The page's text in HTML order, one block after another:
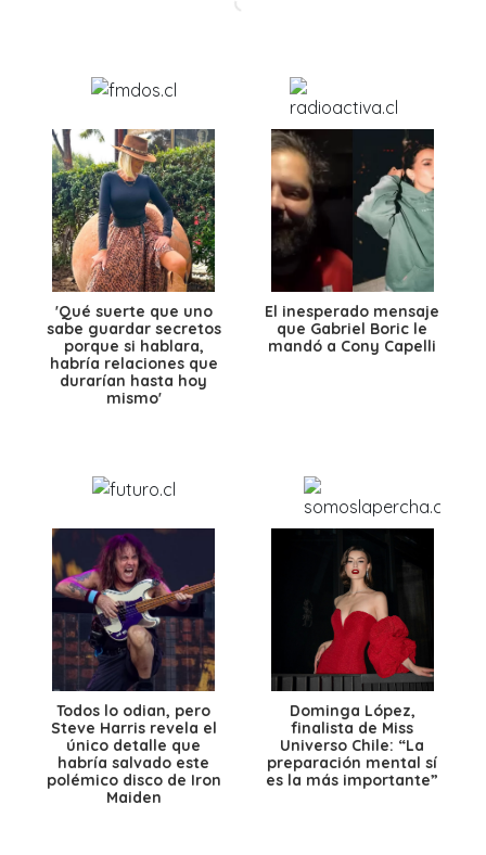
'Qué suerte que uno
sabe guardar secretos
porque si hablara,
habría relaciones que
durarían hasta hoy
mismo'
El inesperado mensaje
que Gabriel Boric le
mandó a Cony Capelli
Todos lo odian, pero
Steve Harris revela el
único detalle que
habría salvado este
polémico disco de Iron
Maiden
Dominga López,
finalista de Miss
Universo Chile: “La
preparación mental sí
es la más importante”